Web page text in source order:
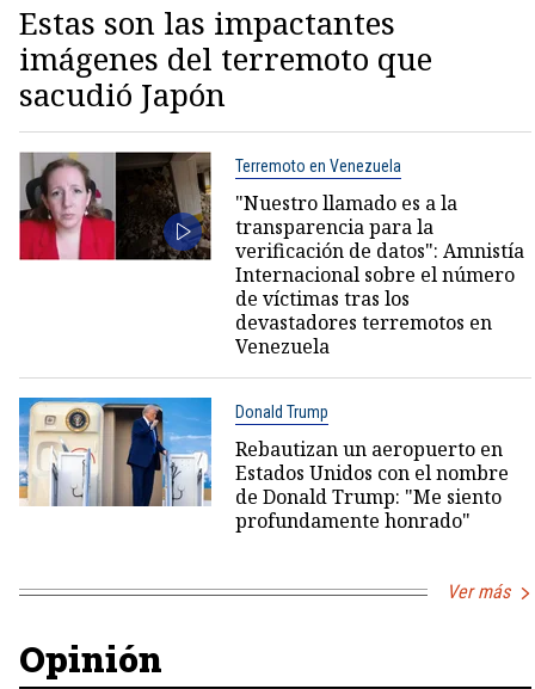
Estas son las impactantes
imágenes del terremoto que
sacudió Japón
Terremoto en Venezuela
"Nuestro llamado es a la
transparencia para la
verificación de datos": Amnistía
Internacional sobre el número
de víctimas tras los
devastadores terremotos en
Venezuela
Donald Trump
Rebautizan un aeropuerto en
Estados Unidos con el nombre
de Donald Trump: "Me siento
profundamente honrado"
Ver más
Opinión